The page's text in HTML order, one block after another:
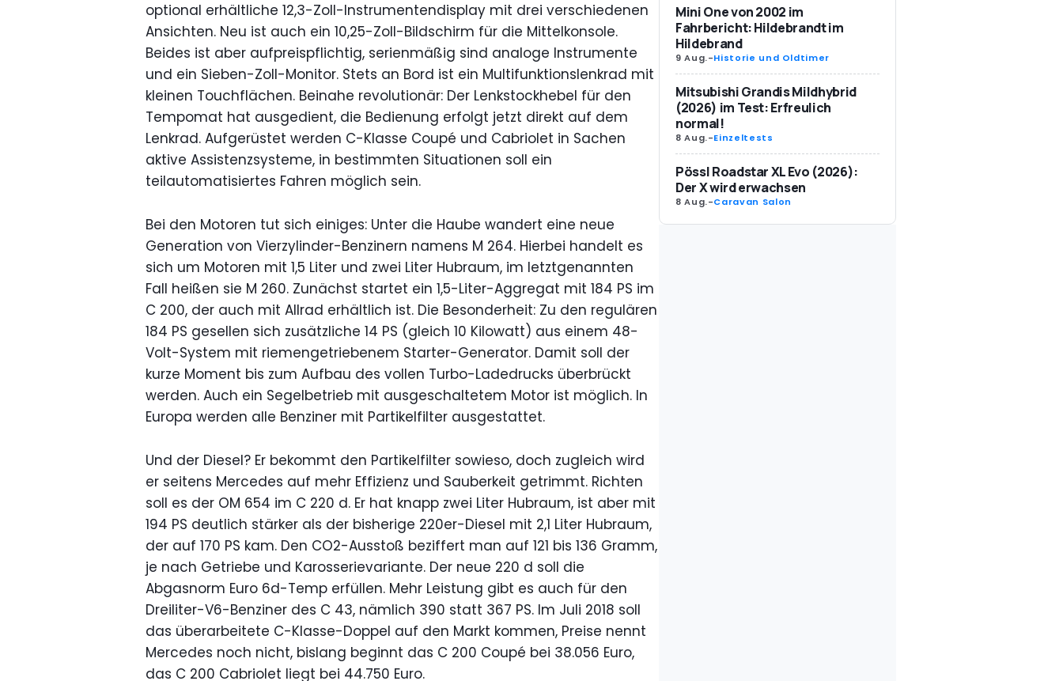
optional erhältliche 12,3-Zoll-Instrumentendisplay mit drei verschiedenen
Ansichten. Neu ist auch ein 10,25-Zoll-Bildschirm für die Mittelkonsole.
Beides ist aber aufpreispflichtig, serienmäßig sind analoge Instrumente
und ein Sieben-Zoll-Monitor. Stets an Bord ist ein Multifunktionslenkrad mit
kleinen Touchflächen. Beinahe revolutionär: Der Lenkstockhebel für den
Tempomat hat ausgedient, die Bedienung erfolgt jetzt direkt auf dem
Lenkrad. Aufgerüstet werden C-Klasse Coupé und Cabriolet in Sachen
aktive Assistenzsysteme, in bestimmten Situationen soll ein
teilautomatisiertes Fahren möglich sein.
Bei den Motoren tut sich einiges: Unter die Haube wandert eine neue
Generation von Vierzylinder-Benzinern namens M 264. Hierbei handelt es
sich um Motoren mit 1,5 Liter und zwei Liter Hubraum, im letztgenannten
Fall heißen sie M 260. Zunächst startet ein 1,5-Liter-Aggregat mit 184 PS im
C 200, der auch mit Allrad erhältlich ist. Die Besonderheit: Zu den regulären
184 PS gesellen sich zusätzliche 14 PS (gleich 10 Kilowatt) aus einem 48-
Volt-System mit riemengetriebenem Starter-Generator. Damit soll der
kurze Moment bis zum Aufbau des vollen Turbo-Ladedrucks überbrückt
werden. Auch ein Segelbetrieb mit ausgeschaltetem Motor ist möglich. In
Europa werden alle Benziner mit Partikelfilter ausgestattet.
Und der Diesel? Er bekommt den Partikelfilter sowieso, doch zugleich wird
er seitens Mercedes auf mehr Effizienz und Sauberkeit getrimmt. Richten
soll es der OM 654 im C 220 d. Er hat knapp zwei Liter Hubraum, ist aber mit
194 PS deutlich stärker als der bisherige 220er-Diesel mit 2,1 Liter Hubraum,
der auf 170 PS kam. Den CO2-Ausstoß beziffert man auf 121 bis 136 Gramm,
je nach Getriebe und Karosserievariante. Der neue 220 d soll die
Abgasnorm Euro 6d-Temp erfüllen. Mehr Leistung gibt es auch für den
Dreiliter-V6-Benziner des C 43, nämlich 390 statt 367 PS. Im Juli 2018 soll
das überarbeitete C-Klasse-Doppel auf den Markt kommen, Preise nennt
Mercedes noch nicht, bislang beginnt das C 200 Coupé bei 38.056 Euro,
das C 200 Cabriolet liegt bei 44.750 Euro.
Mini One von 2002 im
Fahrbericht: Hildebrandt im
Hildebrand
9 Aug.-Historie und Oldtimer
Mitsubishi Grandis Mildhybrid
(2026) im Test: Erfreulich
normal!
8 Aug.-Einzeltests
Pössl Roadstar XL Evo (2026):
Der X wird erwachsen
8 Aug.-Caravan Salon